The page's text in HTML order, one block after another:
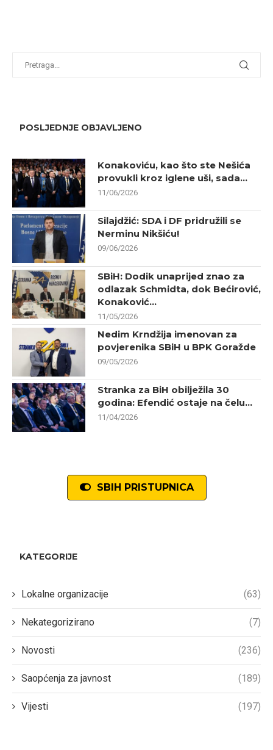
POSLJEDNJE OBJAVLJENO
Konakoviću, kao što ste Nešića
provukli kroz iglene uši, sada...
11/06/2026
Silajdžić: SDA i DF pridružili se
Nerminu Nikšiću!
09/06/2026
SBiH: Dodik unaprijed znao za
odlazak Schmidta, dok Bećirović,
Konaković...
11/05/2026
Nedim Krndžija imenovan za
povjerenika SBiH u BPK Goražde
09/05/2026
Stranka za BiH obilježila 30
godina: Efendić ostaje na čelu...
11/04/2026
SBIH PRISTUPNICA
KATEGORIJE
Lokalne organizacije (63)
Nekategorizirano (7)
Novosti (236)
Saopćenja za javnost (189)
Vijesti (197)